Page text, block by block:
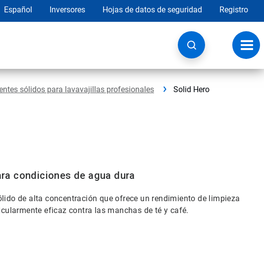
Español Inversores Hojas de datos de seguridad Registro
de
sólidos para lavavajillas profesionales Solid Hero
condiciones de agua dura
de alta concentración que ofrece un rendimiento de limpieza
eficaz contra las manchas de té y café.